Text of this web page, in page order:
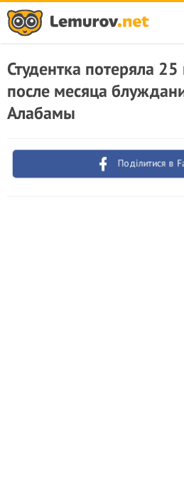
Студентка потеряла
после месяца
Алабамы
Поділитися в